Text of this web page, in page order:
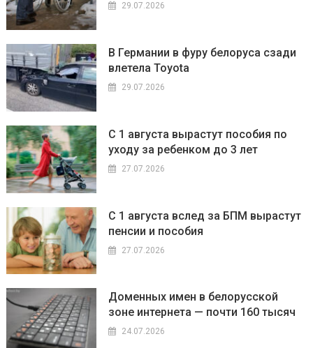
29.07.2026
В Германии в фуру белоруса сзади
влетела Toyota
29.07.2026
С 1 августа вырастут пособия по
уходу за ребенком до 3 лет
27.07.2026
С 1 августа вслед за БПМ вырастут
пенсии и пособия
27.07.2026
Доменных имен в белорусской
зоне интернета — почти 160 тысяч
24.07.2026